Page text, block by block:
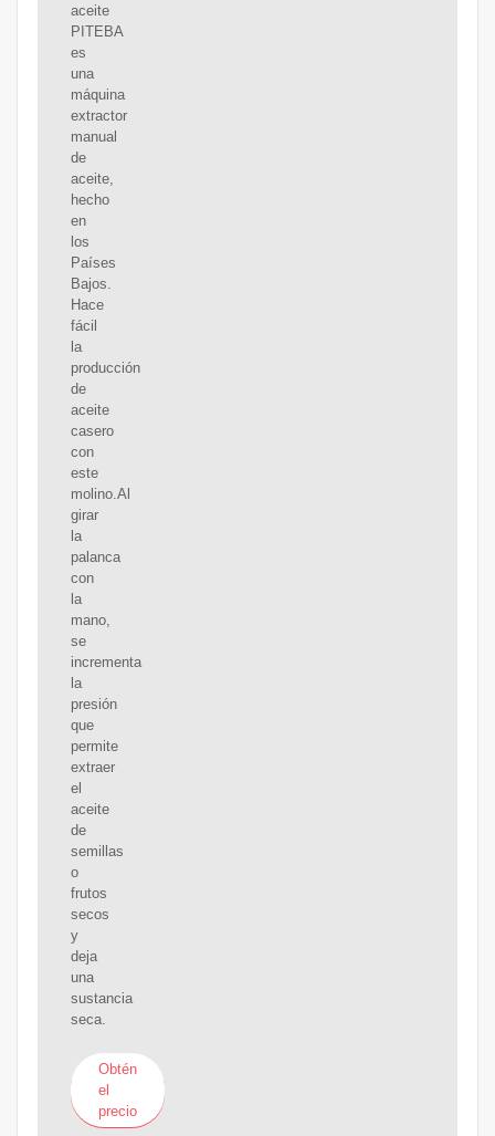
aceite
PITEBA
es
una
máquina
extractor
manual
de
aceite,
hecho
en
los
Países
Bajos.
Hace
fácil
la
producción
de
aceite
casero
con
este
molino.Al
girar
la
palanca
con
la
mano,
se
incrementa
la
presión
que
permite
extraer
el
aceite
de
semillas
o
frutos
secos
y
deja
una
sustancia
seca.
Obtén
el
precio